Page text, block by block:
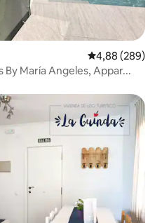
Évaluation
4,88 (289)
María Angeles, Appar...